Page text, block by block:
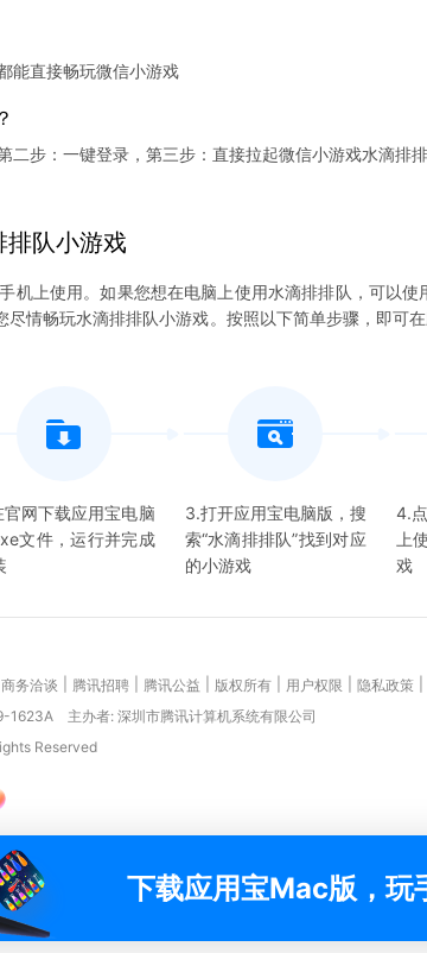
能直接畅玩微信小游戏
二步：一键登录，第三步：直接拉起微信小游戏水滴排
排队小游戏
机上使用。如果您想在电脑上使用水滴排排队，可以使
情畅玩水滴排排队小游戏。按照以下简单步骤，即可
官网下载应用宝电脑
文件，运行并完成
3.打开应用宝电脑版，搜
索“水滴排排队”找到对应
的小游戏
4.
上
戏
商务洽谈 腾讯招聘 腾讯公益 版权所有 用户权限 隐私政策
1623A
主办者: 深圳市腾讯计算机系统有限公司
Reserved
下载应用宝Mac版，玩